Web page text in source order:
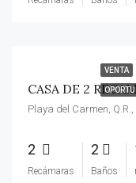
VENTA
Playa del Carmen, Q.R.,
2
Recámaras
2
Baños